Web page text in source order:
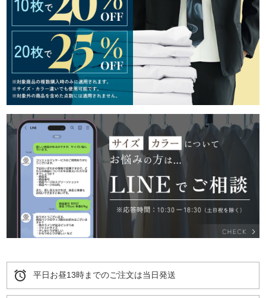
alarm 平日お昼13時までのご注文は当日発送